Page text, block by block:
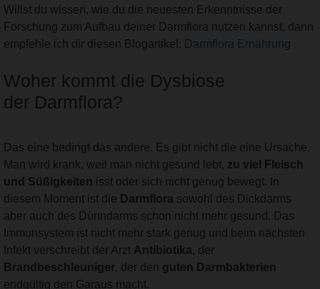
Willst du wissen, wie du die neuesten Erkenntnisse der
Forschung zum Aufbau deiner Darmflora nutzen kannst, dann
empfehle ich dir diesen Blogartikel: Darmflora Ernährung
Woher kommt die Dysbiose
der Darmflora?
Das eine bedingt das andere. Es gibt nicht die eine Ursache.
Man wird krank, weil man nicht gesund lebt, zu viel Fleisch
und Süßigkeiten isst oder sich nicht genug bewegt. In
diesem Moment ist die Darmflora sowohl des Dickdarms
aber auch des Dünndarms schon nicht mehr gesund. Das
Immunsystem ist nicht mehr stark genug und beim nächsten
Infekt verschreibt der Arzt Antibiotika, der
Brandbeschleuniger, der den guten Darmbakterien
endgültig den Garaus macht.